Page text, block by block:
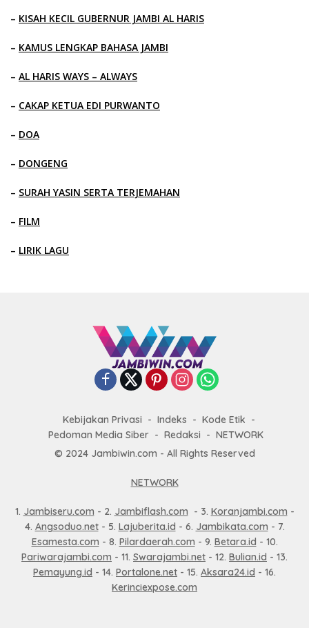
– KISAH KECIL GUBERNUR JAMBI AL HARIS
– KAMUS LENGKAP BAHASA JAMBI
– AL HARIS WAYS – ALWAYS
– CAKAP KETUA EDI PURWANTO
– DOA
– DONGENG
– SURAH YASIN SERTA TERJEMAHAN
– FILM
– LIRIK LAGU
Kebijakan Privasi Indeks
Kode Etik
Pedoman Media Siber
Redaksi
NETWORK
© 2024 Jambiwin.com - All Rights Reserved
NETWORK
1. Jambiseru.com - 2. Jambiflash.com - 3. Koranjambi.com -
4. Angsoduo.net- 5. Lajuberita.id - 6. Jambikata.com - 7.
Esamesta.com - 8. Pilardaerah.com - 9. Betara.id - 10.
Pariwarajambi.com - 11. Swarajambi.net - 12. Bulian.id - 13.
Pemayung.id - 14. Portalone.net - 15. Aksara24.id - 16.
Kerinciexpose.com